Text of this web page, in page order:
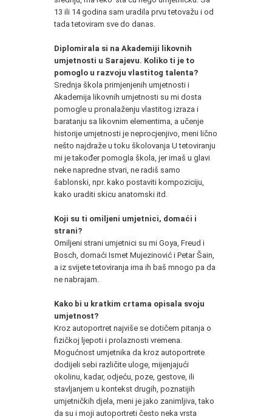
13 ili 14 godina sam uradila prvu tetovažu i od
tada tetoviram sve do danas.
Diplomirala si na Akademiji likovnih
umjetnosti u Sarajevu. Koliko ti je to
pomoglo u razvoju vlastitog talenta?
Srednja škola primjenjenih umjetnosti i
Akademija likovnih umjetnosti su mi dosta
pomogle u pronalaženju vlastitog izraza i
baratanju sa likovnim elementima, a učenje
historije umjetnosti je neprocjenjivo, meni lično
nešto najdraže u toku školovanja U tetoviranju
mi je također pomogla škola, jer imaš u glavi
neke napredne stvari, ne radiš samo
šablonski, npr. kako postaviti kompoziciju,
kako uraditi skicu anatomski itd.
Koji su ti omiljeni umjetnici, domaći i
strani?
Omiljeni strani umjetnici su mi Goya, Freud i
Bosch, domaći Ismet Mujezinović i Petar Šain,
a iz svijete tetoviranja ima ih baš mnogo pa da
ne nabrajam.
Kako bi u kratkim crtama opisala svoju
umjetnost?
Kroz autoportret najviše se dotičem pitanja o
fizičkoj ljepoti i prolaznosti vremena.
Mogućnost umjetnika da kroz autoportrete
dodijeli sebi različite uloge, mijenjajući
okolinu, kadar, odjeću, poze, gestove, ili
stavljanjem u kontekst drugih, poznatijih
umjetničkih djela, meni je jako zanimljiva, tako
da su i moji autoportreti često neka vrsta